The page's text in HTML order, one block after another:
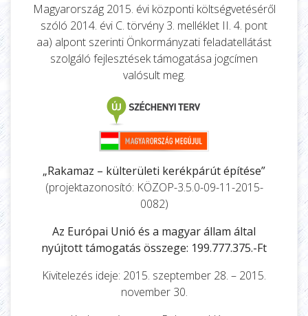
Magyarország 2015. évi központi költségvetéséről
szóló 2014. évi C. törvény 3. melléklet II. 4. pont
aa) alpont szerinti Önkormányzati feladatellátást
szolgáló fejlesztések támogatása jogcímen
valósult meg.
„Rakamaz – külterületi kerékpárút építése”
(projektazonosító: KÖZOP-3.5.0-09-11-2015-
0082)
Az Európai Unió és a magyar állam által
nyújtott támogatás összege: 199.777.375.-Ft
Kivitelezés ideje: 2015. szeptember 28. – 2015.
november 30.